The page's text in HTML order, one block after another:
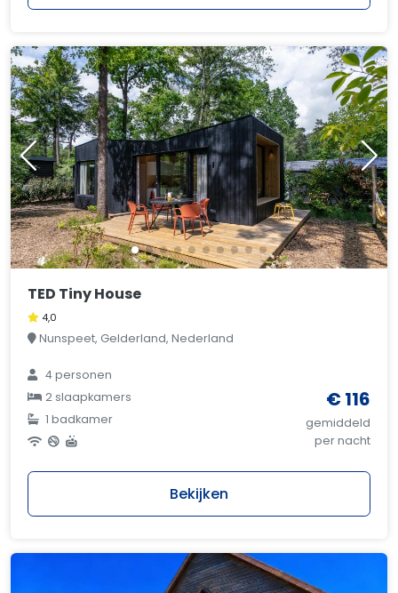
TED Tiny House
4,0
Nunspeet, Gelderland, Nederland
4 personen
2 slaapkamers
1 badkamer
€ 116
gemiddeld
per nacht
Bekijken